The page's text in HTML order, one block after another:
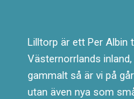
Lilltorp är ett Per Albin
Västernorrlands
gammalt så är vi på
utan även nya som